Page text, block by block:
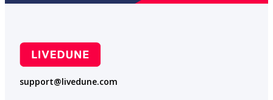
support@livedune.com